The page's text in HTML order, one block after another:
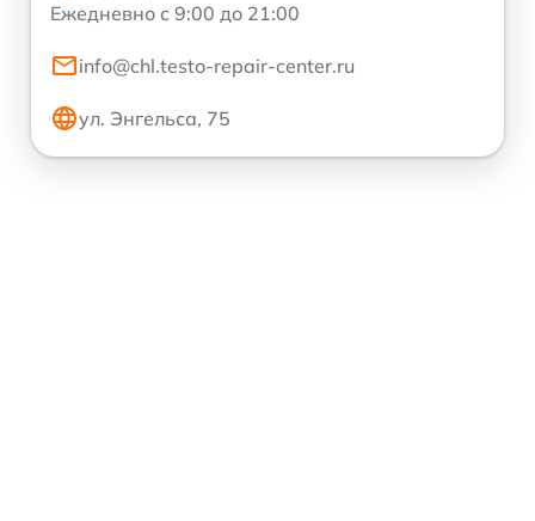
Ежедневно с 9:00 до 21:00
info@chl.testo-repair-center.ru
ул. Энгельса, 75